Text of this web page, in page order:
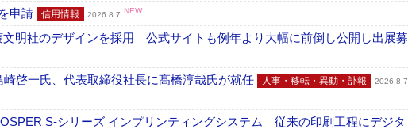
申請 信用情報 2026.8.7 NEW
明社のデザインを採用 公式サイトも例年より大幅に前倒し公開し出展募
啓一氏、代表取締役社長に髙橋淳哉氏が就任 人事・移転・異動・訃報
2026.8.7
S-シリーズ インプリンティングシステム 従来の印刷工程にデジタ